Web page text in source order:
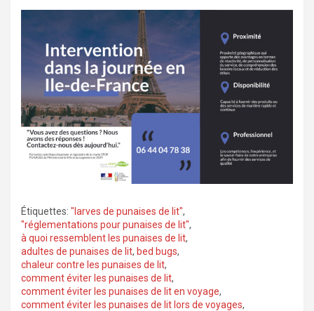
Étiquettes: "larves de punaises de lit",
"réglementations pour punaises de lit",
à quoi ressemblent les punaises de lit,
adultes de punaises de lit, bed bugs,
chaleur contre les punaises de lit,
comment éviter les punaises de lit,
comment éviter les punaises de lit en voyage,
comment éviter les punaises de lit lors de voyages,